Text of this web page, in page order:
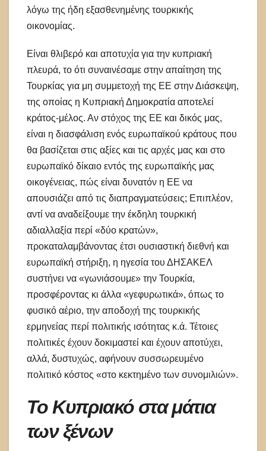
λόγω της ήδη εξασθενημένης τουρκικής
οικονομίας.
Είναι θλιβερό και αποτυχία για την κυπριακή
πλευρά, το ότι συναινέσαμε στην απαίτηση της
Τουρκίας για μη συμμετοχή της ΕΕ στην Διάσκεψη,
της οποίας η Κυπριακή Δημοκρατία αποτελεί
κράτος-μέλος. Αν στόχος της ΕΕ και δικός μας,
είναι η διασφάλιση ενός ευρωπαϊκού κράτους που
θα βασίζεται στις αξίες και τις αρχές μας και στο
ευρωπαϊκό δίκαιο εντός της ευρωπαϊκής μας
οικογένειας, πώς είναι δυνατόν η ΕΕ να
απουσιάζει από τις διαπραγματεύσεις; Επιπλέον,
αντί να αναδείξουμε την έκδηλη τουρκική
αδιαλλαξία περί «δύο κρατών»,
προκαταλαμβάνοντας έτσι ουσιαστική διεθνή και
ευρωπαϊκή στήριξη, η ηγεσία του ΔΗΣΑΚΕΛ
συστήνει να «γωνιάσουμε» την Τουρκία,
προσφέροντας κι άλλα «γεφυρωτικά», όπως το
φυσικό αέριο, την αποδοχή της τουρκικής
ερμηνείας περί πολιτικής ισότητας κ.ά. Τέτοιες
πολιτικές έχουν δοκιμαστεί και έχουν αποτύχει,
αλλά, δυστυχώς, αφήνουν συσσωρευμένο
πολιτικό κόστος «στο κεκτημένο των συνομιλιών».
Το Κυπριακό στα μάτια
των ξένων